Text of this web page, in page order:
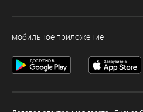
мобильное приложение